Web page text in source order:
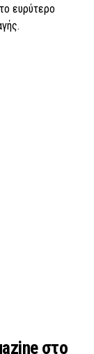
ευρύτερο
στο